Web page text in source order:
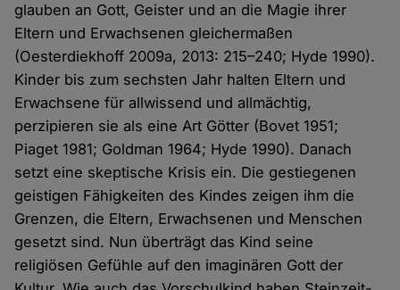
glauben an Gott, Geister und an die Magie ihrer
Eltern und Erwachsenen gleichermaßen
(Oesterdiekhoff 2009a, 2013: 215–240; Hyde 1990).
Kinder bis zum sechsten Jahr halten Eltern und
Erwachsene für allwissend und allmächtig,
perzipieren sie als eine Art Götter (Bovet 1951;
Piaget 1981; Goldman 1964; Hyde 1990). Danach
setzt eine skeptische Krisis ein. Die gestiegenen
geistigen Fähigkeiten des Kindes zeigen ihm die
Grenzen, die Eltern, Erwachsenen und Menschen
gesetzt sind. Nun überträgt das Kind seine
religiösen Gefühle auf den imaginären Gott der